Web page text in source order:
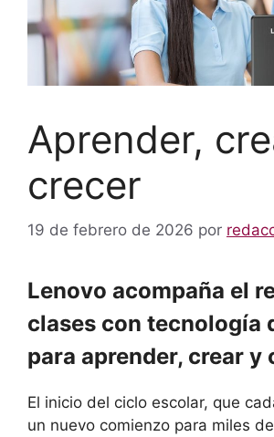
Aprender,
crecer
19 de febrero de 2026 por
Lenovo acompaña el
clases con tecnología
para aprender, crear y
El inicio del ciclo escolar, que
un nuevo comienzo para miles